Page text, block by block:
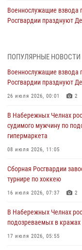
Военнослужащие взвода
Росгвардии празднуют
Татарстанские
24 июля 2026, 15:05 4
В казанском полку
23 июля 2026, 10:22 2
В Нижнекамске
в краже
В Казани Росгвардия
крестного хода и
ПОПУЛЯРНЫЕ НОВОСТИ
Военнослужащие взвода
Росгвардии празднуют
26 июля 2026, 00:01 2
В Набережных Челнах
судимого мужчину по
гипермаркета
08 июля 2026, 11:05
Сборная Росгвардии
турнире по хоккею
16 июля 2026, 07:37 2
В Набережных Челнах
подозреваемых в кражах
17 июля 2026, 05:55